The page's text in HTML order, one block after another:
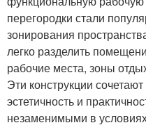
перегородки стали
зонирования
легко разделить
рабочие места, зоны
Эти конструкции
эстетичность и
незаменимыми в